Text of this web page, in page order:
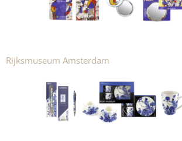
Rijksmuseum Amsterdam